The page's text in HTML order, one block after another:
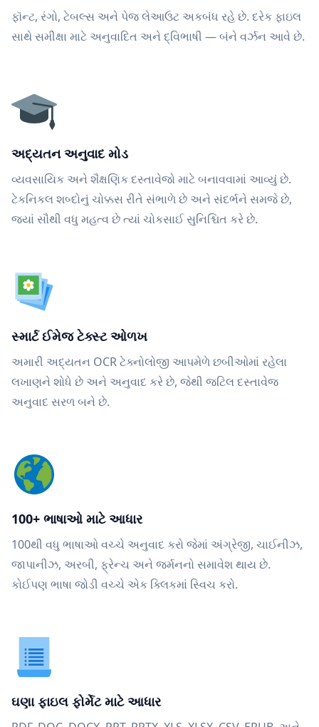
ફૉન્ટ, રંગો, ટેબલ્સ અને પેજ લેઆઉટ અકબંધ રહે છે. દરેક ફાઇલ
સાથે સમીક્ષા માટે અનુવાદિત અને દ્વિભાષી — બંને વર્ઝન આવે છે.
અદ્યતન અનુવાદ મોડ
વ્યવસાયિક અને શૈક્ષણિક દસ્તાવેજો માટે બનાવવામાં આવ્યું છે.
ટેકનિકલ શબ્દોનું ચોક્કસ રીતે સંભાળે છે અને સંદર્ભને સમજે છે,
જ્યાં સૌથી વધુ મહત્વ છે ત્યાં ચોકસાઈ સુનિશ્ચિત કરે છે.
સ્માર્ટ ઈમેજ ટેક્સ્ટ ઓળખ
અમારી અદ્યતન OCR ટેક્નોલોજી આપમેળે છબીઓમાં રહેલા
લખાણને શોધે છે અને અનુવાદ કરે છે, જેથી જટિલ દસ્તાવેજ
અનુવાદ સરળ બને છે.
100+ ભાષાઓ માટે આધાર
100થી વધુ ભાષાઓ વચ્ચે અનુવાદ કરો જેમાં અંગ્રેજી, ચાઈનીઝ,
જાપાનીઝ, અરબી, ફ્રેન્ચ અને જર્મનનો સમાવેશ થાય છે.
કોઈપણ ભાષા જોડી વચ્ચે એક ક્લિકમાં સ્વિચ કરો.
ઘણા ફાઇલ ફોર્મેટ માટે આધાર